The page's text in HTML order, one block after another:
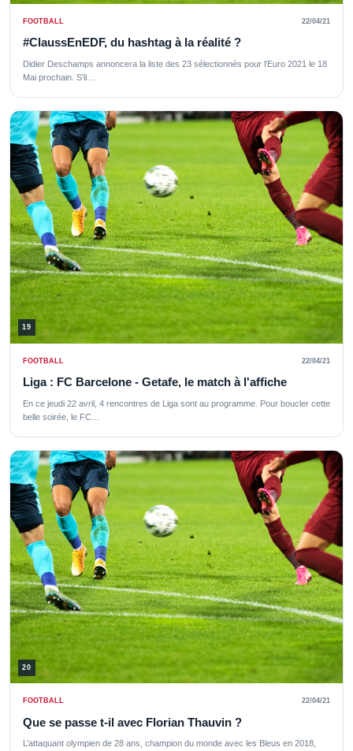
FOOTBALL 22/04/21
#ClaussEnEDF, du hashtag à la réalité ?
Didier Deschamps annoncera la liste des 23 sélectionnés pour l'Euro 2021 le 18
Mai prochain. S'il…
19
FOOTBALL 22/04/21
Liga : FC Barcelone - Getafe, le match à l'affiche
En ce jeudi 22 avril, 4 rencontres de Liga sont au programme. Pour boucler cette
belle soirée, le FC…
20
FOOTBALL 22/04/21
Que se passe t-il avec Florian Thauvin ?
L’attaquant olympien de 28 ans, champion du monde avec les Bleus en 2018,